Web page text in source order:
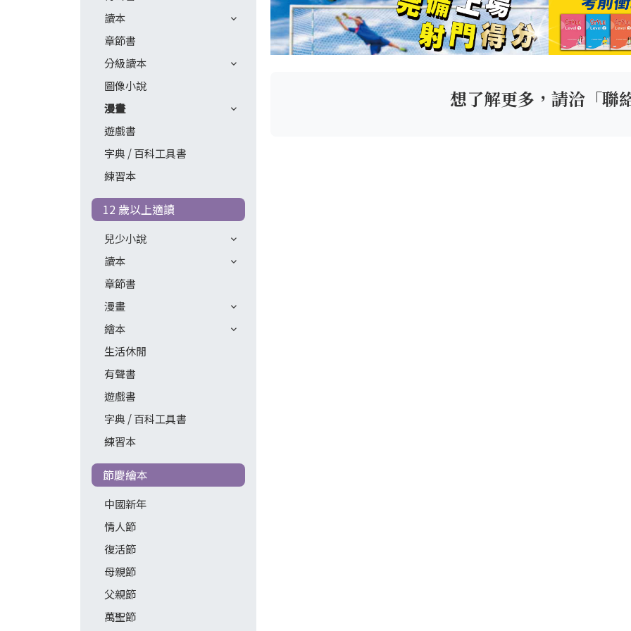
讀本
章節書
分級讀本
圖像小說
漫畫
遊戲書
字典 / 百科工具書
練習本
12 歲以上適讀
兒少小說
讀本
章節書
漫畫
繪本
生活休閒
有聲書
遊戲書
字典 / 百科工具書
練習本
節慶繪本
中國新年
情人節
復活節
母親節
父親節
萬聖節
想了解更多，請洽「聯